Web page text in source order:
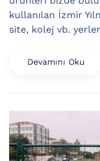
kullanılan İzmir
site, kolej vb.
Devamını Oku